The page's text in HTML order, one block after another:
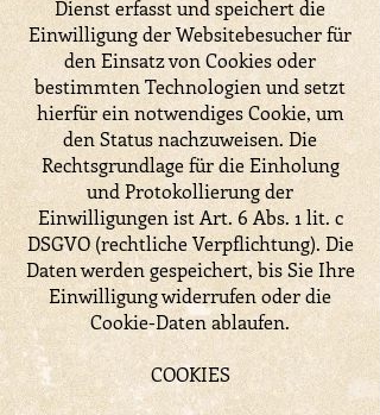
Dienst erfasst und speichert die
Einwilligung der Websitebesucher für
den Einsatz von Cookies oder
bestimmten Technologien und setzt
hierfür ein notwendiges Cookie, um
den Status nachzuweisen. Die
Rechtsgrundlage für die Einholung
und Protokollierung der
Einwilligungen ist Art. 6 Abs. 1 lit. c
DSGVO (rechtliche Verpflichtung). Die
Daten werden gespeichert, bis Sie Ihre
Einwilligung widerrufen oder die
Cookie-Daten ablaufen.
COOKIES